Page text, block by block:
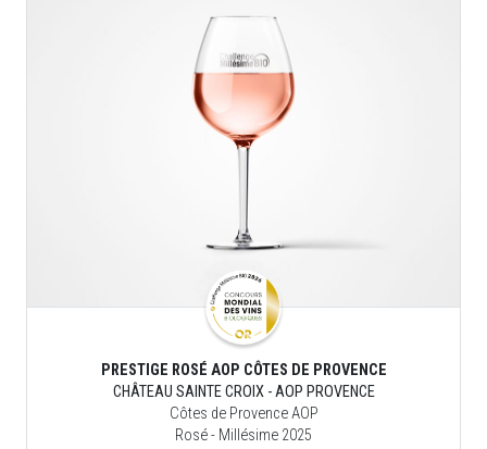
PRESTIGE ROSÉ AOP CÔTES DE PROVENCE
CHÂTEAU SAINTE CROIX - AOP PROVENCE
Côtes de Provence AOP
Rosé- Millésime 2025